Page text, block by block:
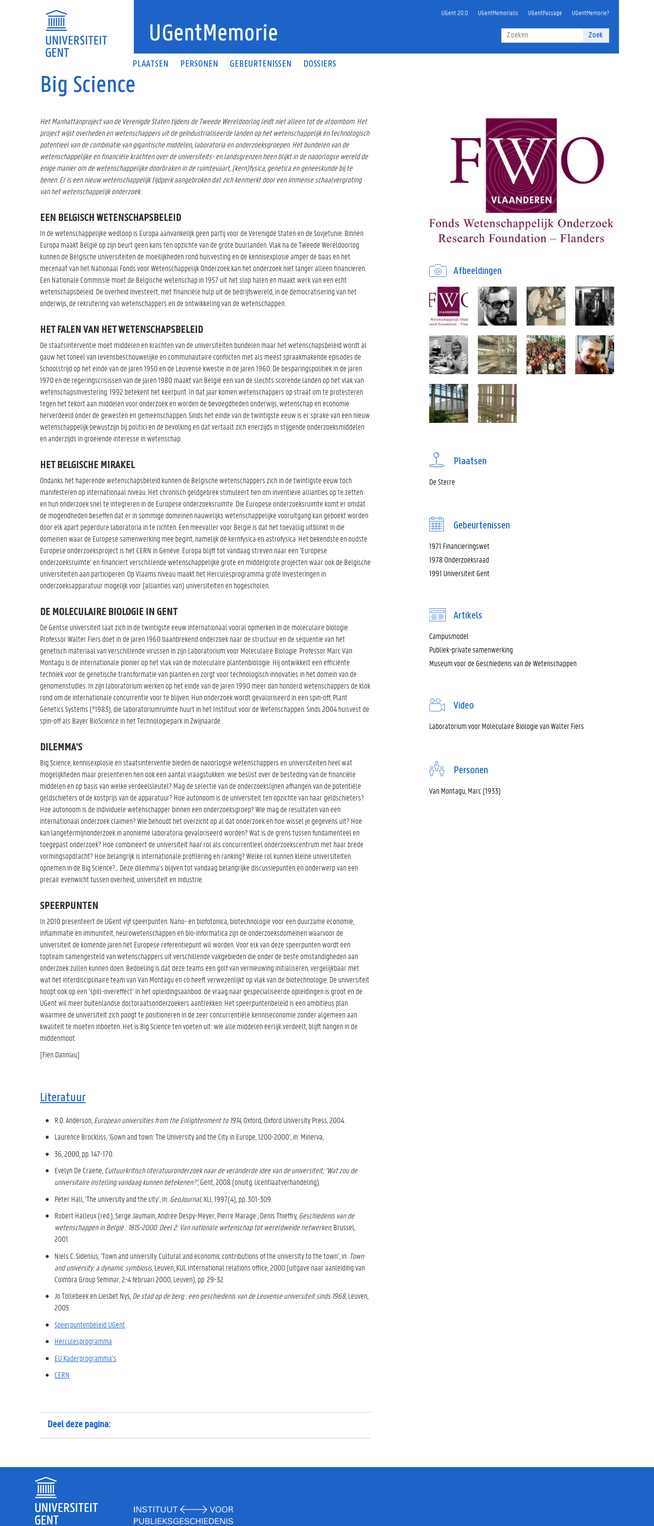
UGentMemorie Zoekveld Zoek
Zoeken
UGent 20.0 UGentMemorialis UGentPassage UGentMemorie?
PLAATSEN PERSONEN GEBEURTENISSEN DOSSIERS
Big Science
Het Manhattanproject van de Verenigde Staten tijdens de Tweede Wereldoorlog leidt niet alleen tot de atoombom. Het
project wijst overheden en wetenschappers uit de geïndustrialiseerde landen op het wetenschappelijk én technologisch
potentieel van de combinatie van gigantische middelen, laboratoria en onderzoeksgroepen. Het bundelen van de
wetenschappelijke en financiële krachten over de universiteits- en landsgrenzen heen blijkt in de naoorlogse wereld de
enige manier om de wetenschappelijke doorbraken in de ruimtevaart, (kern)fysica, genetica en geneeskunde bij te
benen. Er is een nieuw wetenschappelijk tijdperk aangebroken dat zich kenmerkt door een immense schaalvergroting
van het wetenschappelijk onderzoek.
EEN BELGISCH WETENSCHAPSBELEID
In de wetenschappelijke wedloop is Europa aanvankelijk geen partij voor de Verenigde Staten en de Sovjetunie. Binnen
Europa maakt België op zijn beurt geen kans ten opzichte van de grote buurlanden. Vlak na de Tweede Wereldoorlog
kunnen de Belgische universiteiten de moeilijkheden rond huisvesting en de kennisexplosie amper de baas en het
mecenaat van het Nationaal Fonds voor Wetenschappelijk Onderzoek kan het onderzoek niet langer alleen financieren.
Een Nationale Commissie moet de Belgische wetenschap in 1957 uit het slop halen en maakt werk van een echt
wetenschapsbeleid. De overheid investeert, met financiële hulp uit de bedrijfswereld, in de democratisering van het
onderwijs, de rekrutering van wetenschappers en de ontwikkeling van de wetenschappen.
HET FALEN VAN HET WETENSCHAPSBELEID
De staatsinterventie moet middelen en krachten van de universiteiten bundelen maar het wetenschapsbeleid wordt al
gauw het toneel van levensbeschouwelijke en communautaire conflicten met als meest spraakmakende episodes de
Schoolstrijd op het einde van de jaren 1950 en de Leuvense kwestie in de jaren 1960. De besparingspolitiek in de jaren
1970 en de regeringscrisissen van de jaren 1980 maakt van België een van de slechts scorende landen op het vlak van
wetenschapsinvestering. 1992 betekent het keerpunt. In dat jaar komen wetenschappers op straat om te protesteren
tegen het tekort aan middelen voor onderzoek en worden de bevoegdheden onderwijs, wetenschap en economie
herverdeeld onder de gewesten en gemeenschappen. Sinds het einde van de twintigste eeuw is er sprake van een nieuw
wetenschappelijk bewustzijn bij politici en de bevolking en dat vertaalt zich enerzijds in stijgende onderzoeksmiddelen
en anderzijds in groeiende interesse in wetenschap.
HET BELGISCHE MIRAKEL
Ondanks het haperende wetenschapsbeleid kunnen de Belgische wetenschappers zich in de twintigste eeuw toch
manifesteren op internationaal niveau. Het chronisch geldgebrek stimuleert hen om inventieve allianties op te zetten
en hun onderzoek snel te integreren in de Europese onderzoeksruimte. Die Europese onderzoeksruimte komt er omdat
de mogendheden beseffen dat er in sommige domeinen nauwelijks wetenschappelijke vooruitgang kan geboekt worden
door elk apart peperdure laboratoria in te richten. Een meevaller voor België is dat het toevallig uitblinkt in die
domeinen waar de Europese samenwerking mee begint, namelijk de kernfysica en astrofysica. Het bekendste en oudste
Europese onderzoeksproject is het CERN in Genève. Europa blijft tot vandaag streven naar een ‘Europese
onderzoeksruimte’ en financiert verschillende wetenschappelijke grote en middelgrote projecten waar ook de Belgische
universiteiten aan participeren. Op Vlaams niveau maakt het Herculesprogramma grote investeringen in
onderzoeksapparatuur mogelijk voor (allianties van) universiteiten en hogescholen.
DE MOLECULAIRE BIOLOGIE IN GENT
De Gentse universiteit laat zich in de twintigste eeuw internationaal vooral opmerken in de moleculaire biologie.
Professor Walter Fiers doet in de jaren 1960 baanbrekend onderzoek naar de structuur en de sequentie van het
genetisch materiaal van verschillende virussen in zijn Laboratorium voor Moleculaire Biologie. Professor Marc Van
Montagu is de internationale pionier op het vlak van de moleculaire plantenbiologie. Hij ontwikkelt een efficiënte
techniek voor de genetische transformatie van planten en zorgt voor technologisch innovaties in het domein van de
genomenstudies. In zijn laboratorium werken op het einde van de jaren 1990 meer dan honderd wetenschappers de klok
rond om de internationale concurrentie voor te blijven. Hun onderzoek wordt gevaloriseerd in een spin-off, Plant
Genetics Systems (°1983), die laboratoriumruimte huurt in het Instituut voor de Wetenschappen. Sinds 2004 huisvest de
spin-off als Bayer BioScience in het Technologiepark in Zwijnaarde.
DILEMMA’S
Big Science, kennisexplosie en staatsinterventie bieden de naoorlogse wetenschappers en universiteiten heel wat
mogelijkheden maar presenteren hen ook een aantal vraagstukken: wie beslist over de besteding van de financiële
middelen en op basis van welke verdeelsleutel? Mag de selectie van de onderzoekslijnen afhangen van de potentiële
geldschieters of de kostprijs van de apparatuur? Hoe autonoom is de universiteit ten opzichte van haar geldschieters?
Hoe autonoom is de individuele wetenschapper binnen een onderzoeksgroep? Wie mag de resultaten van een
internationaal onderzoek claimen? Wie behoudt het overzicht op al dat onderzoek en hoe wissel je gegevens uit? Hoe
kan langetermijnonderzoek in anonieme laboratoria gevaloriseerd worden? Wat is de grens tussen fundamenteel en
toegepast onderzoek? Hoe combineert de universiteit haar rol als concurrentieel onderzoekscentrum met haar brede
vormingsopdracht? Hoe belangrijk is internationale profilering en ranking? Welke rol kunnen kleine universiteiten
opnemen in de Big Science?... Deze dilemma’s blijven tot vandaag belangrijke discussiepunten en onderwerp van een
precair evenwicht tussen overheid, universiteit en industrie.
SPEERPUNTEN
In 2010 presenteert de UGent vijf speerpunten. Nano- en biofotonica, biotechnologie voor een duurzame economie,
inflammatie en immuniteit, neurowetenschappen en bio-informatica zijn de onderzoeksdomeinen waarvoor de
universiteit de komende jaren hét Europese referentiepunt wil worden. Voor elk van deze speerpunten wordt een
topteam samengesteld van wetenschappers uit verschillende vakgebieden die onder de beste omstandigheden aan
onderzoek zullen kunnen doen. Bedoeling is dat deze teams een golf van vernieuwing initialiseren, vergelijkbaar met
wat het interdisciplinaire team van Van Montagu en co heeft verwezenlijkt op vlak van de biotechnologie. De universiteit
hoopt ook op een ‘spill-overeffect’ in het opleidingsaanbod: de vraag naar gespecialiseerde opleidingen is groot en de
UGent wil meer buitenlandse doctoraatsonderzoekers aantrekken. Het speerpuntenbeleid is een ambitieus plan
waarmee de universiteit zich poogt te positioneren in de zeer concurrentiële kenniseconomie zonder algemeen aan
kwaliteit te moeten inboeten. Het is Big Science ten voeten uit: wie alle middelen eerlijk verdeelt, blijft hangen in de
middenmoot.
[Fien Danniau]
Literatuur
R.D. Anderson, European universities from the Enlightenment to 1914, Oxford, Oxford University Press, 2004.
Laurence Brockliss, ‘Gown and town: The University and the City in Europe, 1200-2000’, in: Minerva,
36, 2000, pp. 147-170.
Evelyn De Craene, Cultuurkritisch literatuuronderzoek naar de veranderde idee van de universiteit; ‘Wat zou de
universitaire instelling vandaag kunnen betekenen?’, Gent, 2008 (onuitg. licentiaatverhandeling).
Peter Hall, ‘The university and the city’, in: GeoJournal, XLI, 1997(4), pp. 301-309.
Robert Halleux (red.), Serge Jaumain, Andrée Despy-Meyer, Pierre Marage , Denis Thieffry, Geschiedenis van de
wetenschappen in België : 1815-2000. Deel 2: Van nationale wetenschap tot wereldweide netwerken, Brussel,
2001.
Niels C. Sidenius, ‘Town and university. Cultural and economic contributions of the university to the town’, in: Town
and university: a dynamic symbiosis, Leuven, KUL International relations office, 2000 (uitgave naar aanleiding van
Coimbra Group Seminar, 2-4 februari 2000, Leuven), pp. 29-32.
Jo Tollebeek en Liesbet Nys, De stad op de berg : een geschiedenis van de Leuvense universiteit sinds 1968, Leuven,
2005.
Speerpuntenbeleid UGent
Herculesprogramma
EU Kaderprogramma’s
CERN
Deel deze pagina:
Afbeeldingen
Plaatsen
De Sterre
Gebeurtenissen
1971 Financieringswet
1978 Onderzoeksraad
1991 Universiteit Gent
Artikels
Campusmodel
Publiek-private samenwerking
Museum voor de Geschiedenis van de Wetenschappen
Video
Laboratorium voor Moleculaire Biologie van Walter Fiers
Personen
Van Montagu, Marc (1933)